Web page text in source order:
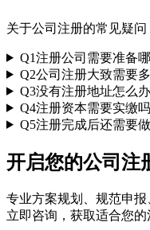
关于公司注册的常见疑问
Q1注册公司需要准备
Q2公司注册大致需要
Q3没有注册地址怎么
Q4注册资本需要实缴
Q5注册完成后还需要
开启您的公司注
专业方案规划、规范申
立即咨询，获取适合您的